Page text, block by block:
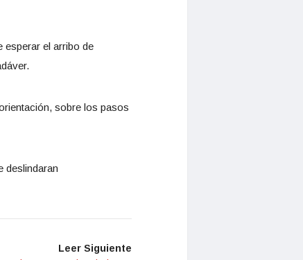
esperar el arribo de
sobre los pasos
deslindaran
Leer Siguiente